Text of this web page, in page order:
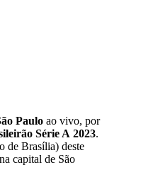
Paulo ao vivo, por
Série A 2023.
de Brasília) deste
capital de São